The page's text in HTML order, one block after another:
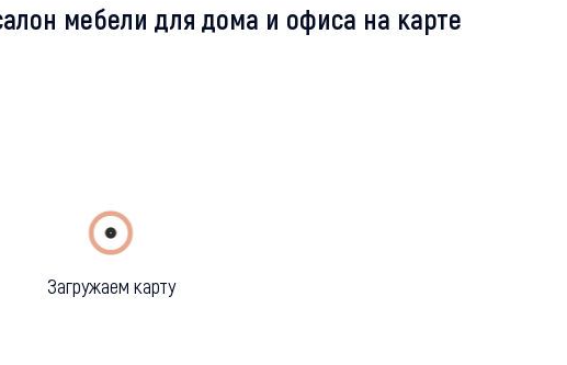
мебели для дома и офиса на карте
Загружаем карту